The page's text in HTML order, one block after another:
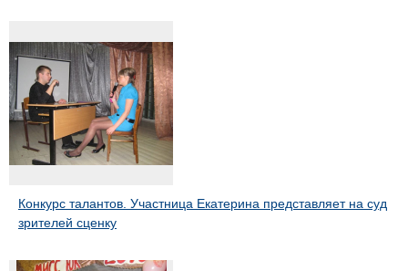
Конкурс талантов. Участница Екатерина представляет на суд
зрителей сценку